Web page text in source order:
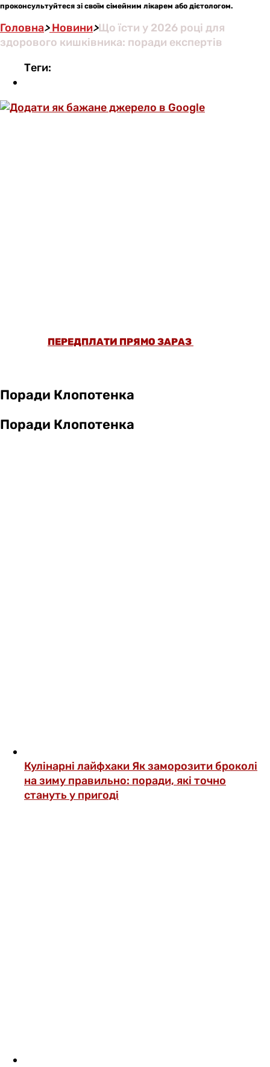
проконсультуйтеся зі своїм сімейним лікарем або дієтологом.
Головна>Новини>Що їсти у 2026 році для
здорового кишківника: поради експертів
Теги:
ПЕРЕДПЛАТИ ПРЯМО ЗАРАЗ
Поради Клопотенка
Поради Клопотенка
Кулінарні лайфхаки Як заморозити броколі
на зиму правильно: поради, які точно
стануть у пригоді